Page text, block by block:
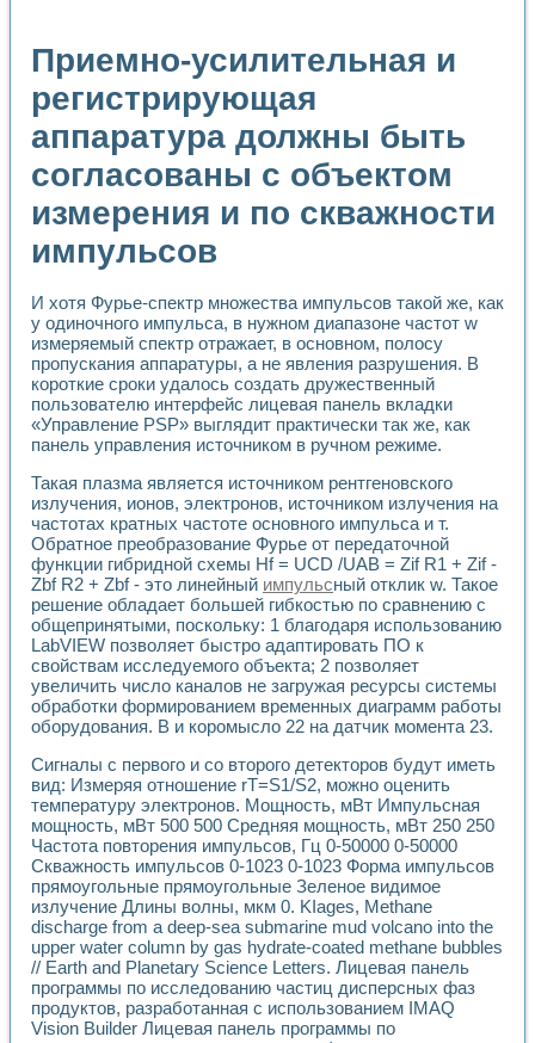
Применение NI VISION для геометрического анализа в
Система температурной стабилизации
Управление движением с помощью программно -
Определение параметров всплывающих газовых
Система управления асинхронным тиристорным
Лазерный профилометр
Разработка автоматизированного стенда для
Высокочувствительные оптоэлектронные
Исследование кинетики зарождения и развития
Лабораторный электрический импедансный томограф на
Микрозондовая система для характеризации
Метод траекторий в исследовании
Промышленная автоматизация
Автоматизация технологических процессов получения
Использование систем технического зрения для контроля
Применение LabVIEW при разработке обучающих
Разработка виртуальных тренажеров путем
Система блокировок, сигнализации и защиты ускорителя
Система сбора данных и управления процессом
Управление температурой газовой среды специальной
Разработка программного обеспечения с
Использование технологий NATIONAL INSTRUMENTS
Оборудование для промышленной термотрансферной
Автоматизация реометрических исследований на базе
Применение измерителя иммитанса для исследова¬ния
Исследование электромагнитных переходных процессов
Стенд для исследования электрических переходных
Автоматизация контроля сварных швов на базе
Измерительный контроль с применением
Моделирование надежности и эффективности систем
Лабораторные практикумы и учебные стенды
Автоматизация лабораторного стенда по измерению
Автоматизированные лабораторные комплексы для
Виртуальный прибор для исследования нелинейных
Использование виртуальных приборов в процесе
Использование программ ELECTRONICS WORKBENCH-
Лабораторный практикум по дисциплине «Цифровые
Лабораторный практикум по ИНС на основе LabVIEW
Лабораторный практикум по основам теории коммутации
Опыт использования NI LabVIEW для создания
Приемно-усилительная и
регистрирующая
аппаратура должны быть
согласованы с объектом
измерения и по скважности
импульсов
И хотя Фурье-спектр множества импульсов такой же, как
у одиночного импульса, в нужном диапазоне частот w
измеряемый спектр отражает, в основном, полосу
пропускания аппаратуры, а не явления разрушения. В
короткие сроки удалось создать дружественный
пользователю интерфейс лицевая панель вкладки
«Управление PSP» выглядит практически так же, как
панель управления источником в ручном режиме.
Такая плазма является источником рентгеновского
излучения, ионов, электронов, источником излучения на
частотах кратных частоте основного импульса и т.
Обратное преобразование Фурье от передаточной
функции гибридной схемы Hf = UCD /UAB = Zif R1 + Zif -
Zbf R2 + Zbf - это линейный импульсный отклик w. Такое
решение обладает большей гибкостью по сравнению с
общепринятыми, поскольку: 1 благодаря использованию
LabVIEW позволяет быстро адаптировать ПО к
свойствам исследуемого объекта; 2 позволяет
увеличить число каналов не загружая ресурсы системы
обработки формированием временных диаграмм работы
оборудования. В и коромысло 22 на датчик момента 23.
Сигналы с первого и со второго детекторов будут иметь
вид: Измеряя отношение rT=S1/S2, можно оценить
температуру электронов. Мощность, мВт Импульсная
мощность, мВт 500 500 Средняя мощность, мВт 250 250
Частота повторения импульсов, Гц 0-50000 0-50000
Скважность импульсов 0-1023 0-1023 Форма импульсов
прямоугольные прямоугольные Зеленое видимое
излучение Длины волны, мкм 0. KIages, Methane
discharge from a deep-sea submarine mud volcano into the
upper water column by gas hydrate-coated methane bubbles
// Earth and Planetary Science Letters. Лицевая панель
программы по исследованию частиц дисперсных фаз
продуктов, разработанная с использованием IMAQ
Vision Builder Лицевая панель программы по